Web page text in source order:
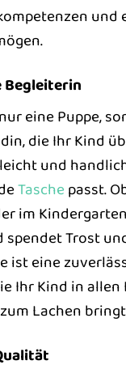
und
Begleiterin
eine Puppe,
die Ihr Kind
und
Tasche passt.
im
Trost
ist eine
Ihr Kind in allen
Lachen